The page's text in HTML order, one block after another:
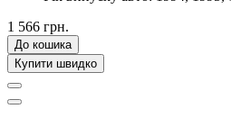
1 566 грн.
До кошика
Купити швидко